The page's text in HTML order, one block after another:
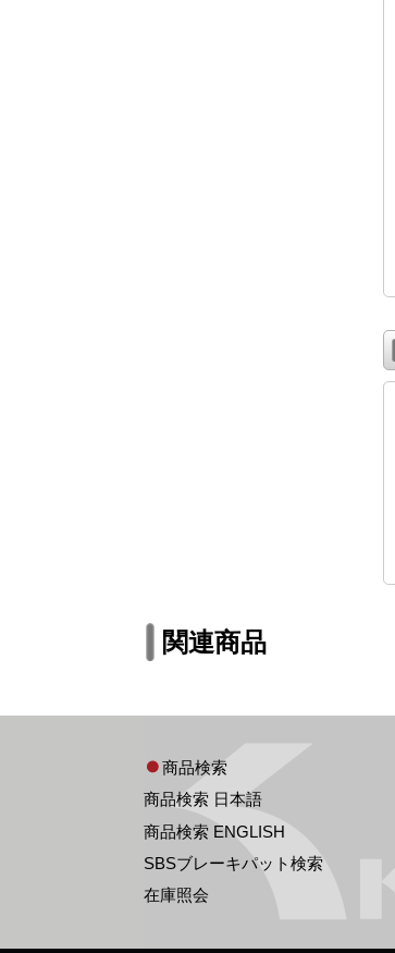
関連商品
商品検索
商品検索 日本語
商品検索 ENGLISH
SBSブレーキパット検索
在庫照会